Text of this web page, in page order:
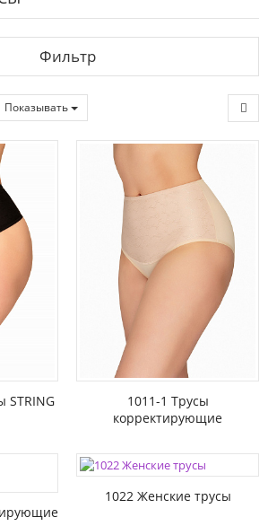
Фильтр
Показывать
STRING
1011-1 Трусы
корректирующие
1022 Женские трусы